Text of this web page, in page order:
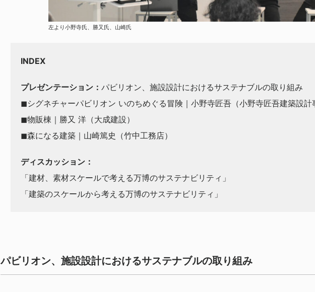
左より小野寺氏、勝又氏、山崎氏
INDEX
プレゼンテーション： パビリオン、施設設計におけるサステナブルの取り組み
◼︎シグネチャーパビリオン いのちめぐる冒険｜小野寺匠吾（小野寺匠吾建築設計
◼︎物販棟｜勝又 洋（大成建設）
◼︎森になる建築｜山崎篤史（竹中工務店）
ディスカッション：
「建材、素材スケールで考える万博のサステナビリティ」
「建築のスケールから考える万博のサステナビリティ」
パビリオン、施設設計におけるサステナブルの取り組み